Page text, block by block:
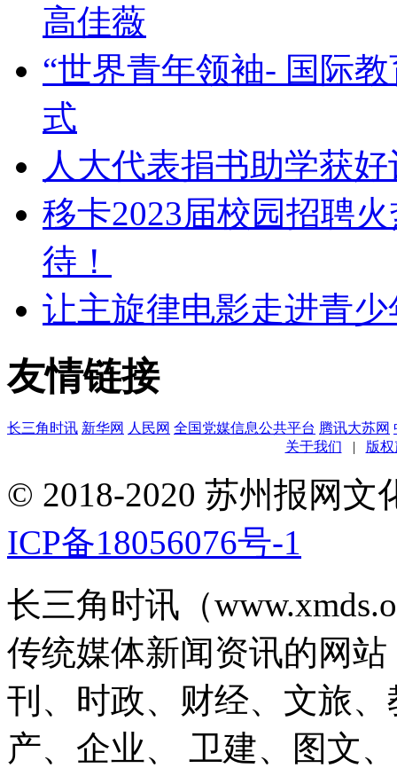
高佳薇
“世界青年领袖- 国际
式
人大代表捐书助学获好
移卡2023届校园招聘
待！
让主旋律电影走进青少
友情链接
长三角时讯 新华网 人民网 全国党媒信息公共平台 腾讯大苏网
关于我们
| 版
© 2018-2020 苏州报网
ICP备18056076号-1
长三角时讯（
传统媒体新闻资讯的网
刊、时政、财经、文旅
产、企业、 卫建、图文